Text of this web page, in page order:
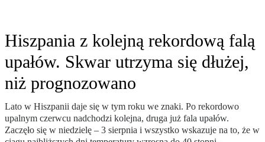
Hiszpania z kolejną rekordową falą
upałów. Skwar utrzyma się dłużej,
niż prognozowano
Lato w Hiszpanii daje się w tym roku we znaki. Po rekordowo
upalnym czerwcu nadchodzi kolejna, druga już fala upałów.
Zaczęło się w niedzielę – 3 sierpnia i wszystko wskazuje na to, że w